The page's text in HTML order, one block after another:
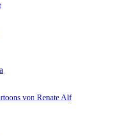
von Renate Alf